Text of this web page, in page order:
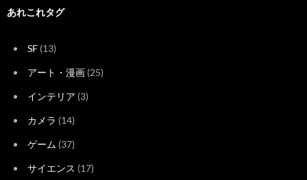
あれこれタグ
SF (13)
アート・漫画 (25)
インテリア (3)
カメラ (14)
ゲーム (37)
サイエンス (17)